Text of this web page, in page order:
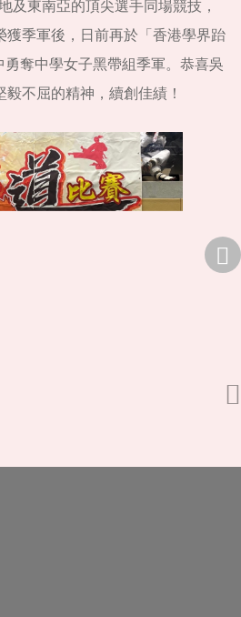
及東南亞的頂尖選手同場競技，
季軍後，日前再於「香港學界跆
勇奪中學女子黑帶組季軍。恭喜吳
不屈的精神，續創佳績！